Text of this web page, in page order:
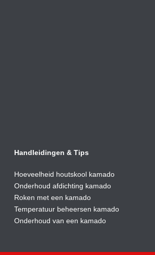
Handleidingen & Tips
Hoeveelheid houtskool kamado
Onderhoud afdichting kamado
Roken met een kamado
Temperatuur beheersen kamado
Onderhoud van een kamado